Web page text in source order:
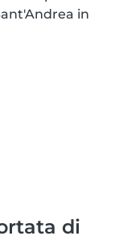
in
di